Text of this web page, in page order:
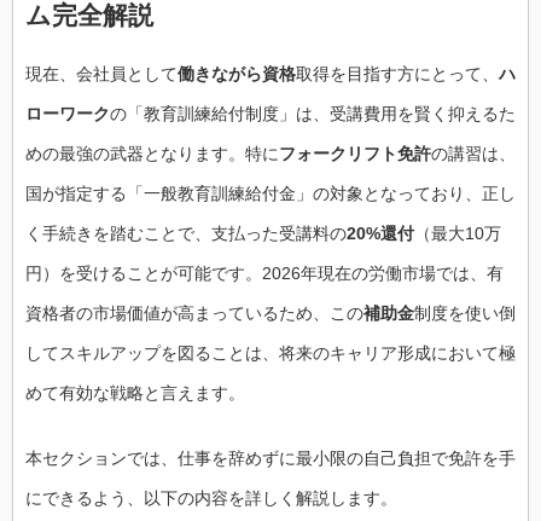
ム完全解説
現在、会社員として働きながら資格取得を目指す方にとって、ハ
ローワークの「教育訓練給付制度」は、受講費用を賢く抑えるた
めの最強の武器となります。特にフォークリフト免許の講習は、
国が指定する「一般教育訓練給付金」の対象となっており、正し
く手続きを踏むことで、支払った受講料の20%還付 （最大10万
円）を受けることが可能です。2026年現在の労働市場では、有
資格者の市場価値が高まっているため、この補助金制度を使い倒
してスキルアップを図ることは、将来のキャリア形成において極
めて有効な戦略と言えます。
本セクションでは、仕事を辞めずに最小限の自己負担で免許を手
にできるよう、以下の内容を詳しく解説します。